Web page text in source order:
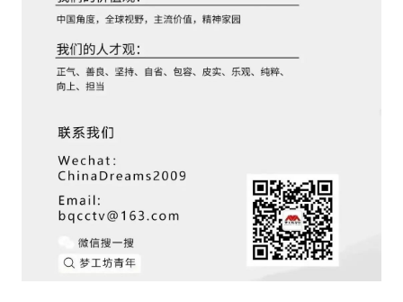
用户名或Email
密码
忘记密码?